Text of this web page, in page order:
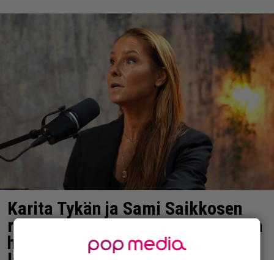
Karita Tykän ja Sami Saikkosen
rakkaus kukoistaa – vähäpukeista
hempeilyä ja leveitä virnistyksiä